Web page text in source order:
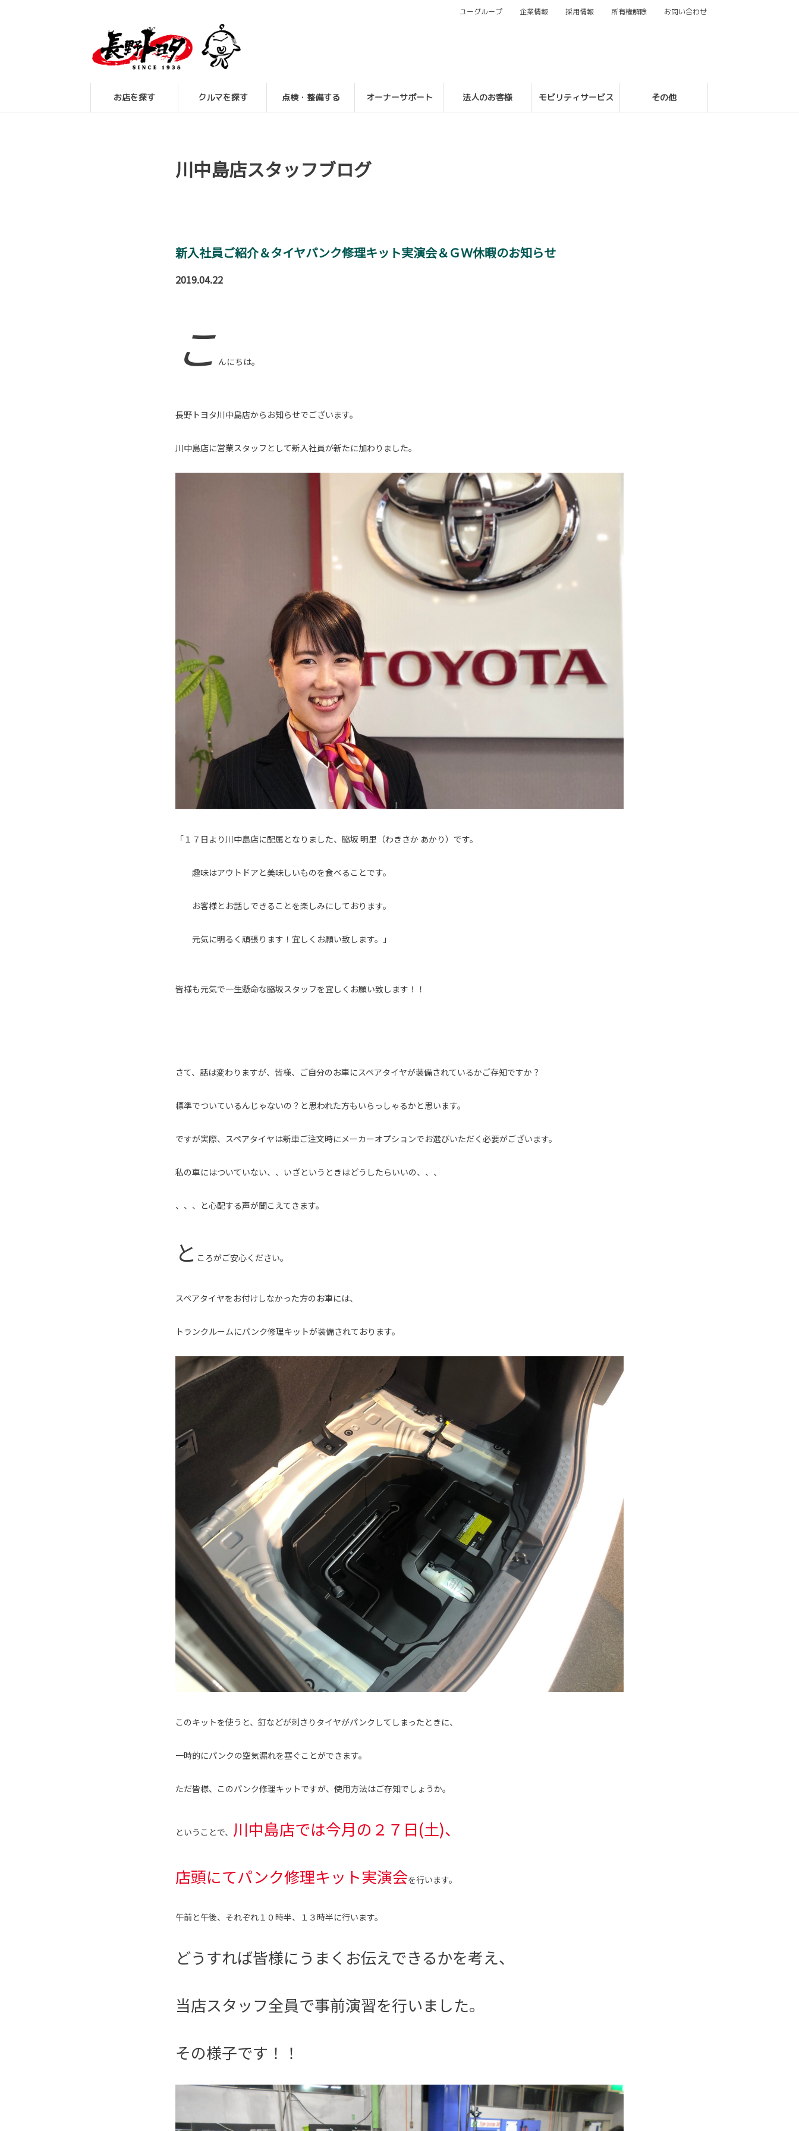
お店を探す クルマを探す 点検・整備する オーナーサポート 法人のお客様 モビリティサービス その他
ユーグループ 企業情報 採用情報 所有権解除 お問い合わせ
川中島店スタッフブログ
新入社員ご紹介＆タイヤパンク修理キット実演会＆ＧＷ休暇のお知らせ
2019.04.22
こ んにちは。
長野トヨタ川中島店からお知らせでございます。
川中島店に営業スタッフとして新入社員が新たに加わりました。
「１７日より川中島店に配属となりました、脇坂 明里（わきさか あかり）です。
趣味はアウトドアと美味しいものを食べることです。
お客様とお話しできることを楽しみにしております。
元気に明るく頑張ります！宜しくお願い致します。」
皆様も元気で一生懸命な脇坂スタッフを宜しくお願い致します！！
さて、話は変わりますが、皆様、ご自分のお車にスペアタイヤが装備されているかご存知ですか？
標準でついているんじゃないの？と思われた方もいらっしゃるかと思います。
ですが実際、スペアタイヤは新車ご注文時にメーカーオプションでお選びいただく必要がございます。
私の車にはついていない、、いざというときはどうしたらいいの、、、
、、、と心配する声が聞こえてきます。
と ころがご安心ください。
スペアタイヤをお付けしなかった方のお車には、
トランクルームにパンク修理キットが装備されております。
このキットを使うと、釘などが刺さりタイヤがパンクしてしまったときに、
一時的にパンクの空気漏れを塞ぐことができます。
ただ皆様、このパンク修理キットですが、使用方法はご存知でしょうか。
ということで、 川中島店では今月の２７日(土)、
店頭にてパンク修理キット実演会を行います。
午前と午後、それぞれ１０時半、１３時半に行います。
どうすれば皆様にうまくお伝えできるかを考え、
当店スタッフ全員で事前演習を行いました。
その様子です！！